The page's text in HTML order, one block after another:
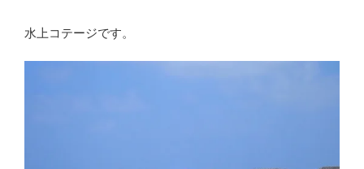
水上コテージです。